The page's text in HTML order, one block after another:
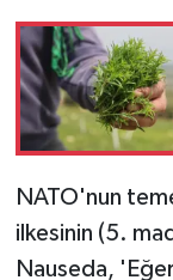
NATO'nun
ilkesinin (5.
Nauseda,